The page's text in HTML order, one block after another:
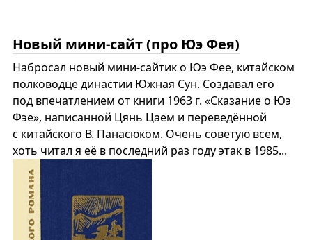
Новый мини-сайт (про Юэ Фея)
Набросал новый мини-сайтик о Юэ Фее, китайском
полководце династии Южная Сун. Создавал его
под впечатлением от книги 1963 г. «Сказание о Юэ
Фэе», написанной Цянь Цаем и переведённой
с китайского В. Панасюком. Очень советую всем,
хоть читал я её в последний раз году этак в 1985...